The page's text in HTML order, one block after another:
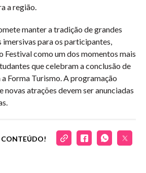
a região.
manter a tradição de grandes
imersivas para os participantes,
Festival como um dos momentos mais
que celebram a conclusão de
Forma Turismo. A programação
novas atrações devem ser anunciadas
CONTEÚDO!